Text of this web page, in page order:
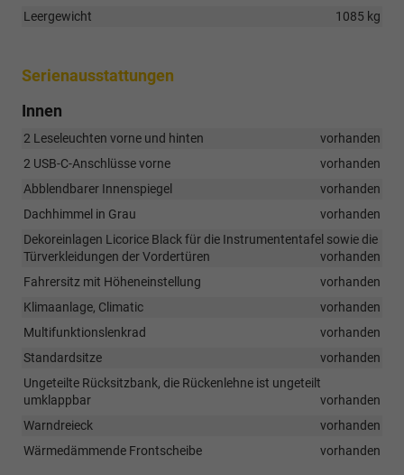
Leergewicht
1085 kg
Serienausstattungen
Innen
2 Leseleuchten vorne und hinten
vorhanden
2 USB-C-Anschlüsse vorne
vorhanden
Abblendbarer Innenspiegel
vorhanden
Dachhimmel in Grau
vorhanden
Dekoreinlagen Licorice Black für die Instrumententafel sowie die
Türverkleidungen der Vordertüren
vorhanden
Fahrersitz mit Höheneinstellung
vorhanden
Klimaanlage, Climatic
vorhanden
Multifunktionslenkrad
vorhanden
Standardsitze
vorhanden
Ungeteilte Rücksitzbank, die Rückenlehne ist ungeteilt
umklappbar
vorhanden
Warndreieck
vorhanden
Wärmedämmende Frontscheibe
vorhanden